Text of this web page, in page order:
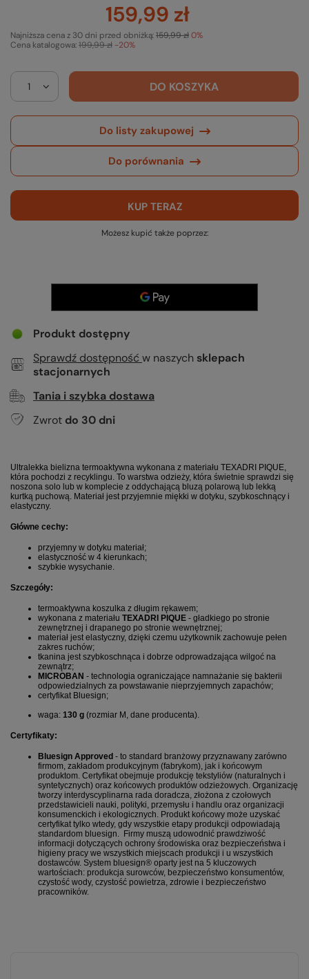
159,99 zł
Cena katalogowa:199,99 zł -20%
Najniższa cena z 30 dni przed obniżką:159,99 zł0%
DO KOSZYKA
Do listy zakupowej
Do porównania
KUP TERAZ
Możesz kupić także poprzez:
Produkt dostępny
Sprawdź dostępność w naszych sklepach
stacjonarnych
Tania i szybka dostawa
Zwrot do 30 dni
Ultralekka bielizna termoaktywna wykonana z materiału TEXADRI PIQUE,
która pochodzi z recyklingu. To warstwa odzieży, która świetnie sprawdzi się
noszona solo lub w komplecie z oddychającą bluzą polarową lub lekką
kurtką puchową. Materiał jest przyjemnie miękki w dotyku, szybkoschnący i
elastyczny.
Główne cechy:
przyjemny w dotyku materiał;
elastyczność w 4 kierunkach;
szybkie wysychanie.
Szczegóły:
termoaktywna koszulka z długim rękawem;
wykonana z materiału TEXADRI PIQUE - gładkiego po stronie
zewnętrznej i drapanego po stronie wewnętrznej;
materiał jest elastyczny, dzięki czemu użytkownik zachowuje pełen
zakres ruchów;
tkanina jest szybkoschnąca i dobrze odprowadzająca wilgoć na
zewnątrz;
MICROBAN - technologia ograniczające namnażanie się bakterii
odpowiedzialnych za powstawanie nieprzyjemnych zapachów;
certyfikat Bluesign;
waga: 130 g (rozmiar M, dane producenta).
Certyfikaty:
Bluesign Approved - to standard branżowy przyznawany zarówno
firmom, zakładom produkcyjnym (fabrykom), jak i końcowym
produktom. Certyfikat obejmuje produkcję tekstyliów (naturalnych i
syntetycznych) oraz końcowych produktów odzieżowych. Organizację
tworzy interdyscyplinarna rada doradcza, złożona z czołowych
przedstawicieli nauki, polityki, przemysłu i handlu oraz organizacji
konsumenckich i ekologicznych. Produkt końcowy może uzyskać
certyfikat tylko wtedy, gdy wszystkie etapy produkcji odpowiadają
standardom bluesign. Firmy muszą udowodnić prawdziwość
informacji dotyczących ochrony środowiska oraz bezpieczeństwa i
higieny pracy we wszystkich miejscach produkcji i u wszystkich
dostawców. System bluesign® oparty jest na 5 kluczowych
wartościach: produkcja surowców, bezpieczeństwo konsumentów,
czystość wody, czystość powietrza, zdrowie i bezpieczeństwo
pracowników.